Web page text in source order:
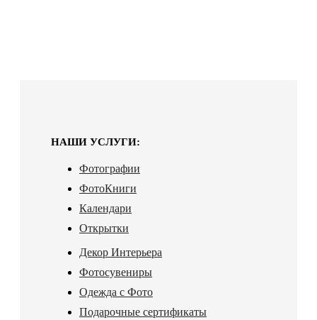
НАШИ УСЛУГИ:
Фотографии
ФотоКниги
Календари
Открытки
Декор Интерьера
Фотосувениры
Одежда с Фото
Подарочные сертификаты